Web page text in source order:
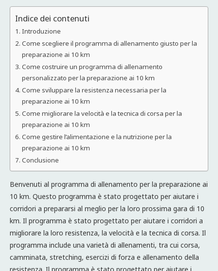
Indice dei contenuti
Introduzione
Come scegliere il programma di allenamento giusto per la
preparazione ai 10 km
Come costruire un programma di allenamento
personalizzato per la preparazione ai 10 km
Come sviluppare la resistenza necessaria per la
preparazione ai 10 km
Come migliorare la velocità e la tecnica di corsa per la
preparazione ai 10 km
Come gestire l’alimentazione e la nutrizione per la
preparazione ai 10 km
Conclusione
Benvenuti al programma di allenamento per la preparazione ai
10 km. Questo programma è stato progettato per aiutare i
corridori a prepararsi al meglio per la loro prossima gara di 10
km. Il programma è stato progettato per aiutare i corridori a
migliorare la loro resistenza, la velocità e la tecnica di corsa. Il
programma include una varietà di allenamenti, tra cui corsa,
camminata, stretching, esercizi di forza e allenamento della